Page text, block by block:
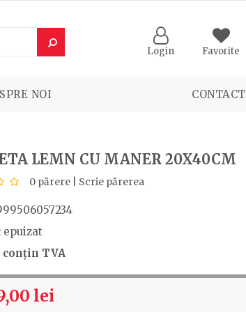
Login Favorite
NOI CONTACT
LEMN CU MANER 20X40CM
0 părere| Scrie părerea
TVA
lei